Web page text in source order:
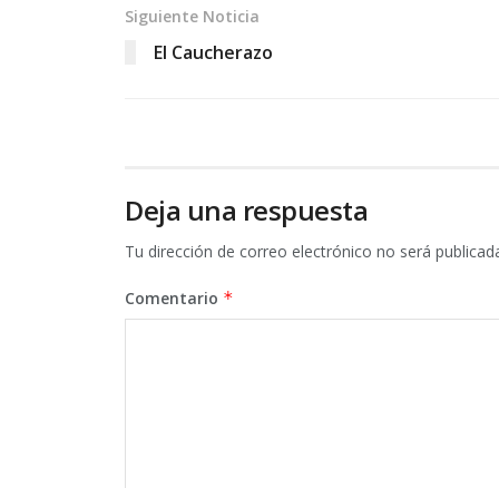
Siguiente Noticia
El Caucherazo
Deja una respuesta
Tu dirección de correo electrónico no será
Comentario *